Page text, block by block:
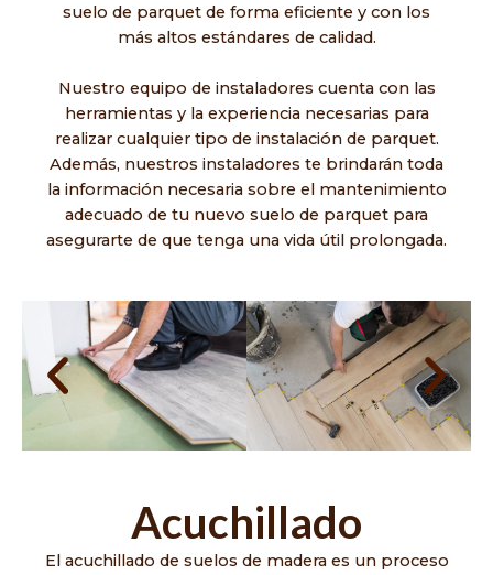
suelo de parquet de forma eficiente y con los
más altos estándares de calidad.
Nuestro equipo de instaladores cuenta con las
herramientas y la experiencia necesarias para
realizar cualquier tipo de instalación de parquet.
Además, nuestros instaladores te brindarán toda
la información necesaria sobre el mantenimiento
adecuado de tu nuevo suelo de parquet para
asegurarte de que tenga una vida útil prolongada.
Acuchillado
El acuchillado de suelos de madera es un proceso